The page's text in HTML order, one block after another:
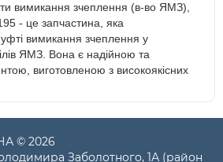
вимикання зчеплення (в-во ЯМЗ),
- це запчастина, яка
вимикання зчеплення у
ЯМЗ. Вона є надійною та
виготовленою з високоякісних
© 2026
Заболотного, 1А (район